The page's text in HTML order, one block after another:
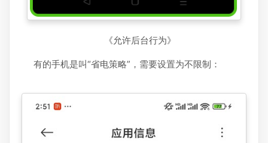
《允许后台行为》
有的手机是叫“省电策略”，需要设置为不限制：